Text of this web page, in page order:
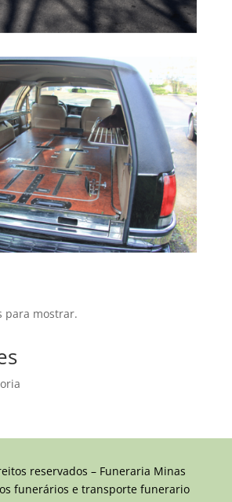
para mostrar.
reservados – Funeraria Minas
funerários e transporte funerario